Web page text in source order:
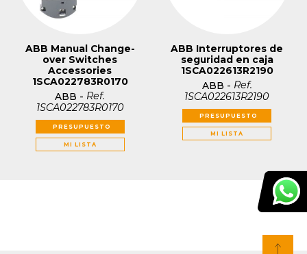
ABB Manual Change-
over Switches
Accessories
1SCA022783R0170
ABB - Ref.
1SCA022783R0170
PRESUPUESTO
MI LISTA
ABB Interruptores de
seguridad en caja
1SCA022613R2190
ABB - Ref.
1SCA022613R2190
PRESUPUESTO
MI LISTA